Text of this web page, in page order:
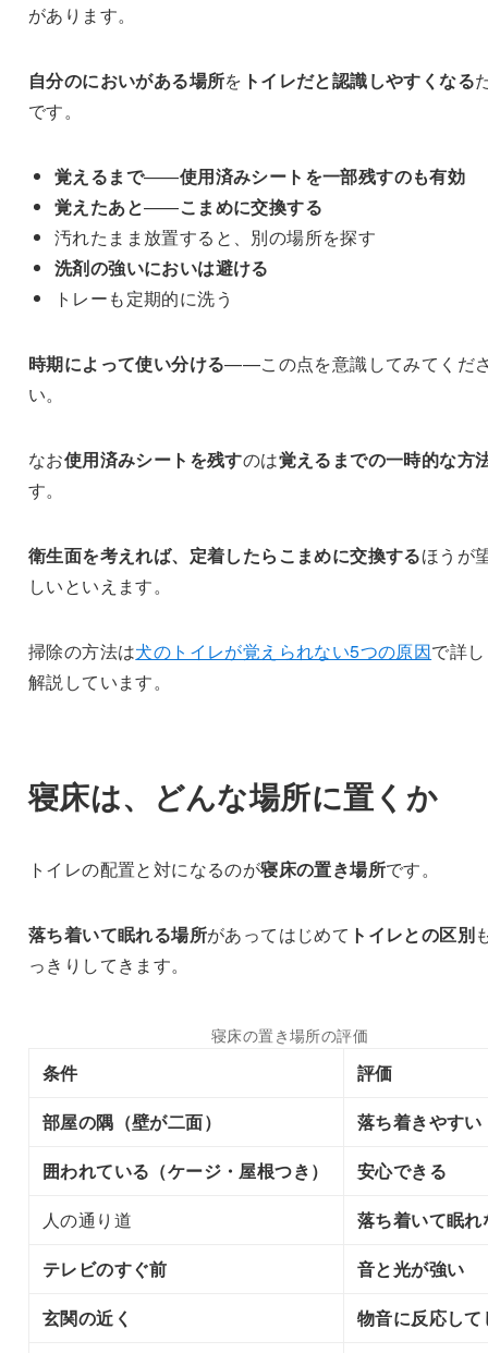
があります。
自分のにおいがある場所を トイレだと認識しやすくなる
です。
覚えるまで——使用済みシートを一部残すのも有効
覚えたあと——こまめに交換する
汚れたまま放置すると、別の場所を探す
洗剤の強いにおいは避ける
トレーも定期的に洗う
時期によって使い分ける——この点を意識してみてくだ
い。
なお使用済みシートを残すのは覚えるまでの一時的な方
す。
衛生面を考えれば、定着したらこまめに交換するほうが
しいといえます。
掃除の方法は犬のトイレが覚えられない5つの原因で詳
解説しています。
寝床は、どんな場所に置くか
トイレの配置と対になるのが寝床の置き場所です。
落ち着いて眠れる場所があってはじめて トイレとの区別
っきりしてきます。
寝床の置き場所の評価
条件
評価
部屋の隅（壁が二面）
落ち着きやすい
囲われている（ケージ・屋根つき）
安心できる
人の通り道
落ち着いて眠れ
テレビのすぐ前
音と光が強い
玄関の近く
物音に反応して